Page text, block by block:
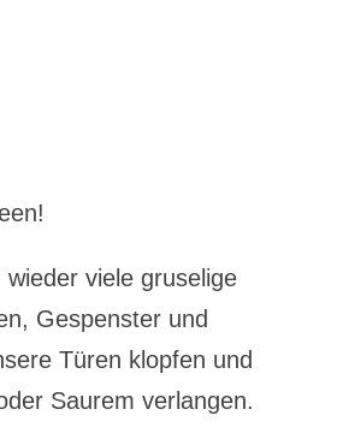
wieder viele gruselige
Gespenster und
Türen klopfen und
Saurem verlangen.